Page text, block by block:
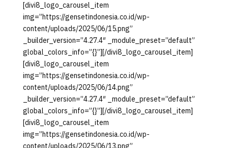
[divi8_logo_carousel_item
img=”https://gensetindonesia.co.id/wp-
content/uploads/2025/06/15.png”
_builder_version=”4.27.4″ _module_preset=”default”
global_colors_info=”{}”][/divi8_logo_carousel_item]
[divi8_logo_carousel_item
img=”https://gensetindonesia.co.id/wp-
content/uploads/2025/06/14.png”
_builder_version=”4.27.4″ _module_preset=”default”
global_colors_info=”{}”][/divi8_logo_carousel_item]
[divi8_logo_carousel_item
img=”https://gensetindonesia.co.id/wp-
content/uploads/2025/06/13.png”